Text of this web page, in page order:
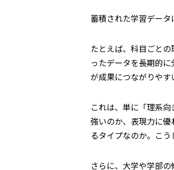
蓄積された学習データ
たとえば、科目ごと
ったデータを長期的
が成果につながりやす
これは、単に「理系
強いのか、表現力に
るタイプなのか。こ
さらに、大学や学部